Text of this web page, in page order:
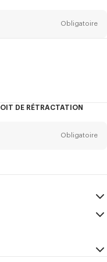
Obligatoire
notamment sur les
DE RÉTRACTATION
Obligatoire